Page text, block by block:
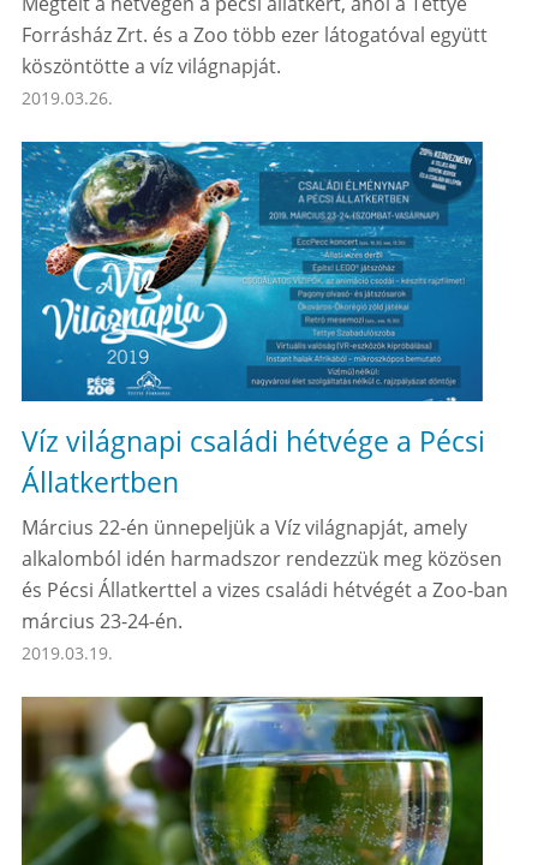
Forrásház Zrt. és a Zoo több ezer látogatóval együtt
köszöntötte a víz világnapját.
2019.03.26.
Víz világnapi családi hétvége a Pécsi
Állatkertben
Március 22-én ünnepeljük a Víz világnapját, amely
alkalomból idén harmadszor rendezzük meg közösen
és Pécsi Állatkerttel a vizes családi hétvégét a Zoo-ban
március 23-24-én.
2019.03.19.